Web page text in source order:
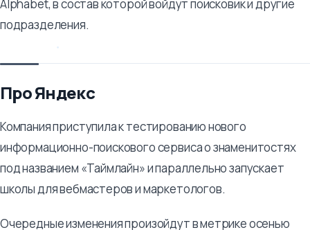
Alphabet, в состав которой войдут поисковик и другие
подразделения.
Про Яндекс
Компания приступила к тестированию нового
информационно-поискового сервиса о знаменитостях
под названием «Таймлайн» и параллельно запускает
школы для вебмастеров и маркетологов.
Очередные изменения произойдут в метрике осенью